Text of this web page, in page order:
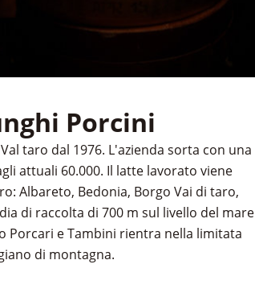
Porcini
taro dal 1976. L'azienda sorta con una
attuali 60.000. Il latte lavorato viene
Albareto, Bedonia, Borgo Vai di taro,
di raccolta di 700 m sul livello del mare
Porcari e Tambini rientra nella limitata
di montagna.